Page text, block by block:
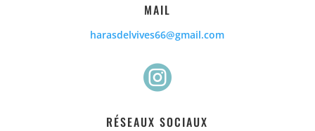
MAIL
harasdelvives66@gmail.com

RÉSEAUX SOCIAUX